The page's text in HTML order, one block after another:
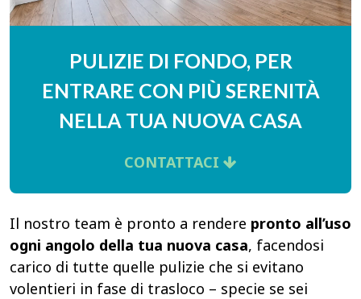
PULIZIE DI FONDO, PER
ENTRARE CON PIÙ SERENITÀ
NELLA TUA NUOVA CASA
CONTATTACI
Il nostro team è pronto a rendere pronto all’uso
ogni angolo della tua nuova casa, facendosi
carico di tutte quelle pulizie che si evitano
volentieri in fase di trasloco – specie se sei